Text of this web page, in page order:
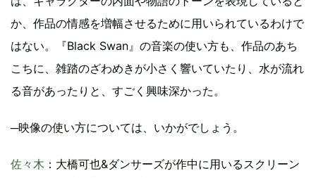
か、作品の情感を増幅させるために用いられているわけで
はない。『Black Swan』の音楽の使い方も、作品のあち
こちに、雑踏のざわめきが小さく響いていたり、水が流れ
る音があったりと、すごく興味深かった。
─映像の使い方については、いかがでしょう。
佐々木 ：大橋可也&ダンサーズが作中に用いるスクリーン